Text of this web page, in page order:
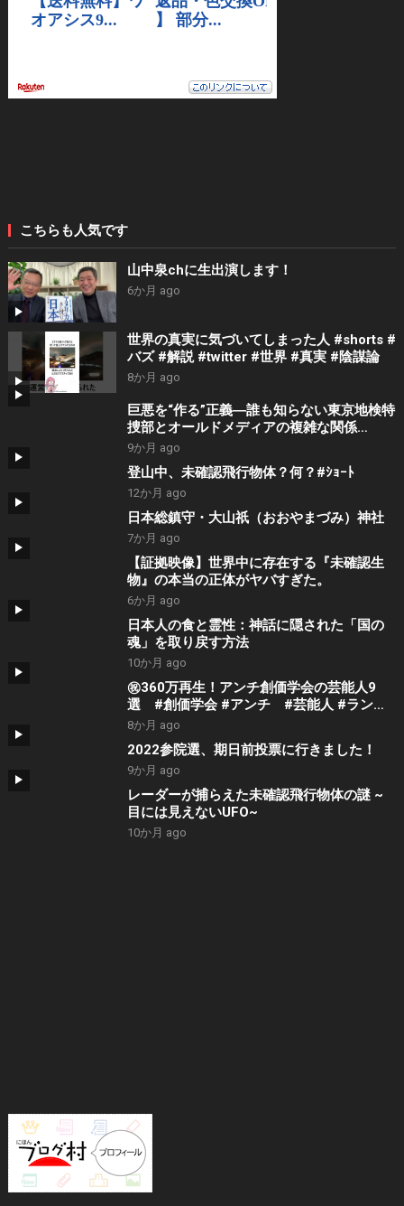
こちらも人気です
山中泉chに生出演します！
6か月 ago
世界の真実に気づいてしまった人 #shorts #
バズ #解説 #twitter #世界 #真実 #陰謀論
8か月 ago
巨悪を“作る”正義―誰も知らない東京地検特
捜部とオールドメディアの複雑な関係
【NoBorder#21】
9か月 ago
登山中、未確認飛行物体？何？#ｼｮｰﾄ
12か月 ago
日本総鎮守・大山祇（おおやまづみ）神社
7か月 ago
【証拠映像】世界中に存在する『未確認生
物』の本当の正体がヤバすぎた。
6か月 ago
日本人の食と霊性：神話に隠された「国の
魂」を取り戻す方法
10か月 ago
㊗️360万再生！アンチ創価学会の芸能人9
選 #創価学会 #アンチ #芸能人 #ランキ
ング
8か月 ago
2022参院選、期日前投票に行きました！
9か月 ago
レーダーが捕らえた未確認飛行物体の謎 ~
目には見えないUFO~
10か月 ago